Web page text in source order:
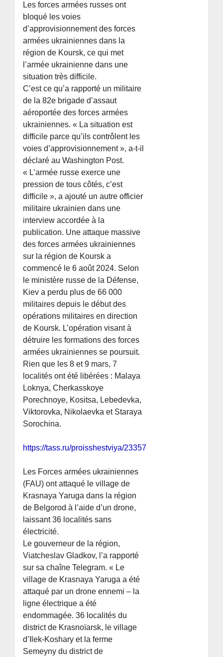
Les forces armées russes ont
bloqué les voies
d’approvisionnement des forces
armées ukrainiennes dans la
région de Koursk, ce qui met
l’armée ukrainienne dans une
situation très difficile.
C’est ce qu’a rapporté un militaire
de la 82e brigade d’assaut
aéroportée des forces armées
ukrainiennes. « La situation est
difficile parce qu’ils contrôlent les
voies d’approvisionnement », a-t-il
déclaré au Washington Post.
« L’armée russe exerce une
pression de tous côtés, c’est
difficile », a ajouté un autre officier
militaire ukrainien dans une
interview accordée à la
publication. Une attaque massive
des forces armées ukrainiennes
sur la région de Koursk a
commencé le 6 août 2024. Selon
le ministère russe de la Défense,
Kiev a perdu plus de 66 000
militaires depuis le début des
opérations militaires en direction
de Koursk. L’opération visant à
détruire les formations des forces
armées ukrainiennes se poursuit.
Rien que les 8 et 9 mars, 7
localités ont été libérées : Malaya
Loknya, Cherkasskoye
Porechnoye, Kositsa, Lebedevka,
Viktorovka, Nikolaevka et Staraya
Sorochina.
https://tass.ru/proisshestviya/23357889
Les Forces armées ukrainiennes
(FAU) ont attaqué le village de
Krasnaya Yaruga dans la région
de Belgorod à l’aide d’un drone,
laissant 36 localités sans
électricité.
Le gouverneur de la région,
Viatcheslav Gladkov, l’a rapporté
sur sa chaîne Telegram. « Le
village de Krasnaya Yaruga a été
attaqué par un drone ennemi – la
ligne électrique a été
endommagée. 36 localités du
district de Krasnoïarsk, le village
d’Ilek-Koshary et la ferme
Semeyny du district de